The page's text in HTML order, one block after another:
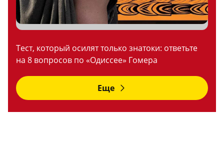
Тест, который осилят только знатоки: ответьте
на 8 вопросов по «Одиссее» Гомера
Еще